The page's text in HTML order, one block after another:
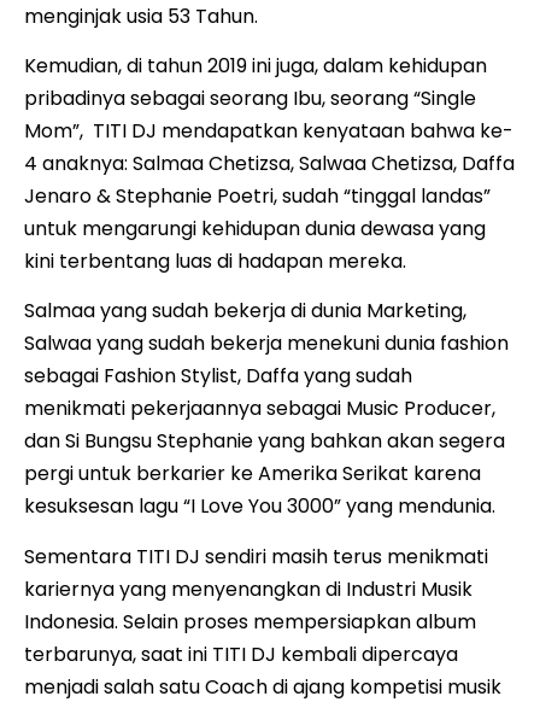
menginjak usia 53 Tahun.
Kemudian, di tahun 2019 ini juga, dalam kehidupan
pribadinya sebagai seorang Ibu, seorang “Single
Mom”, TITI DJ mendapatkan kenyataan bahwa ke-
4 anaknya: Salmaa Chetizsa, Salwaa Chetizsa, Daffa
Jenaro & Stephanie Poetri, sudah “tinggal landas”
untuk mengarungi kehidupan dunia dewasa yang
kini terbentang luas di hadapan mereka.
Salmaa yang sudah bekerja di dunia Marketing,
Salwaa yang sudah bekerja menekuni dunia fashion
sebagai Fashion Stylist, Daffa yang sudah
menikmati pekerjaannya sebagai Music Producer,
dan Si Bungsu Stephanie yang bahkan akan segera
pergi untuk berkarier ke Amerika Serikat karena
kesuksesan lagu “I Love You 3000” yang mendunia.
Sementara TITI DJ sendiri masih terus menikmati
kariernya yang menyenangkan di Industri Musik
Indonesia. Selain proses mempersiapkan album
terbarunya, saat ini TITI DJ kembali dipercaya
menjadi salah satu Coach di ajang kompetisi musik